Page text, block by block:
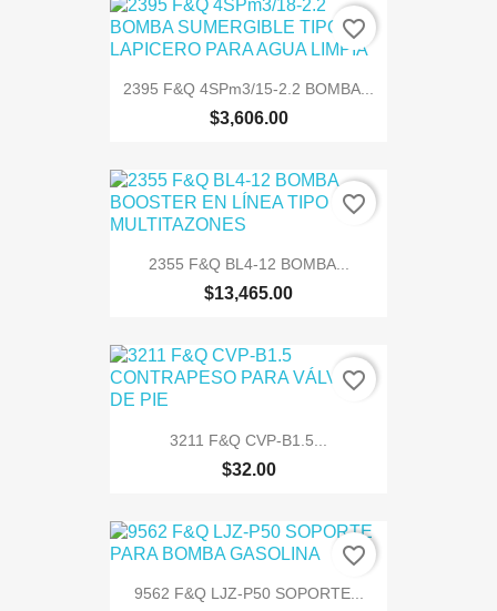
2395 F&Q 4SPm3/15-2.2 BOMBA...
$3,606.00
favorite_border
2355 F&Q BL4-12 BOMBA...
$13,465.00
favorite_border
3211 F&Q CVP-B1.5...
$32.00
favorite_border
9562 F&Q LJZ-P50 SOPORTE...
favorite_border